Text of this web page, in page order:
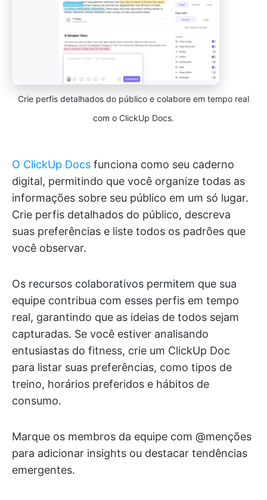
Crie perfis detalhados do público e colabore em tempo real
com o ClickUp Docs.
O ClickUp Docs funciona como seu caderno
digital, permitindo que você organize todas as
informações sobre seu público em um só lugar.
Crie perfis detalhados do público, descreva
suas preferências e liste todos os padrões que
você observar.
Os recursos colaborativos permitem que sua
equipe contribua com esses perfis em tempo
real, garantindo que as ideias de todos sejam
capturadas. Se você estiver analisando
entusiastas do fitness, crie um ClickUp Doc
para listar suas preferências, como tipos de
treino, horários preferidos e hábitos de
consumo.
Marque os membros da equipe com @menções
para adicionar insights ou destacar tendências
emergentes.